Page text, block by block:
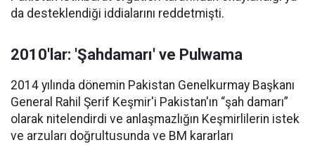
da desteklendiği iddialarını reddetmişti.
2010'lar: 'Şahdamarı' ve Pulwama
2014 yılında dönemin Pakistan Genelkurmay Başkanı
General Rahil Şerif Keşmir'i Pakistan'ın “şah damarı”
olarak nitelendirdi ve anlaşmazlığın Keşmirlilerin istek
ve arzuları doğrultusunda ve BM kararları